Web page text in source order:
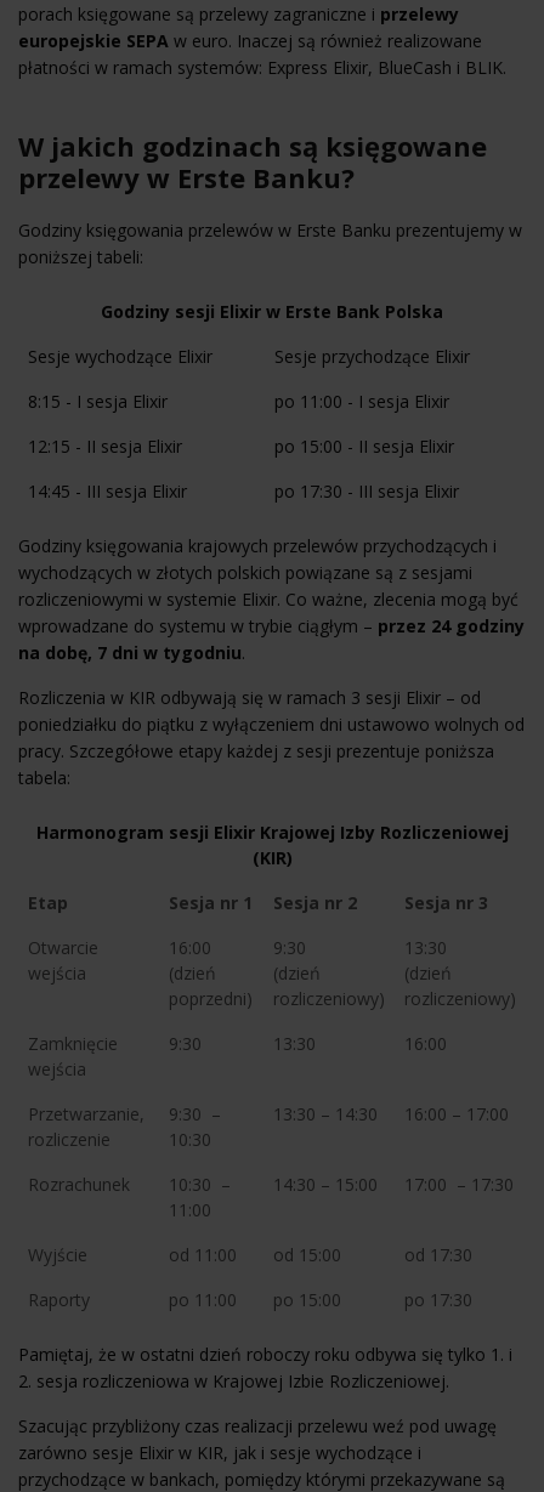
porach księgowane są przelewy zagraniczne i przelewy
europejskie SEPA w euro. Inaczej są również realizowane
płatności w ramach systemów: Express Elixir, BlueCash i BLIK.
W jakich godzinach są księgowane
przelewy w Erste Banku?
Godziny księgowania przelewów w Erste Banku prezentujemy w
poniższej tabeli:
Godziny sesji Elixir w Erste Bank Polska
Sesje wychodzące Elixir
Sesje przychodzące Elixir
8:15 - I sesja Elixir
po 11:00 - I sesja Elixir
12:15 - II sesja Elixir
po 15:00 - II sesja Elixir
14:45 - III sesja Elixir
po 17:30 - III sesja Elixir
Godziny księgowania krajowych przelewów przychodzących i
wychodzących w złotych polskich powiązane są z sesjami
rozliczeniowymi w systemie Elixir. Co ważne, zlecenia mogą być
wprowadzane do systemu w trybie ciągłym – przez 24 godziny
na dobę, 7 dni w tygodniu.
Rozliczenia w KIR odbywają się w ramach 3 sesji Elixir – od
poniedziałku do piątku z wyłączeniem dni ustawowo wolnych od
pracy. Szczegółowe etapy każdej z sesji prezentuje poniższa
tabela:
Harmonogram sesji Elixir Krajowej Izby Rozliczeniowej
(KIR)
Etap
Sesja nr 1 Sesja nr 2
Sesja nr 3
Otwarcie
wejścia
16:00
(dzień
poprzedni)
9:30
(dzień
rozliczeniowy)
13:30
(dzień
rozliczeniowy)
Zamknięcie
wejścia
9:30 13:30 16:00
Przetwarzanie,
rozliczenie
9:30 –
10:30
13:30 – 14:30 16:00 – 17:00
Rozrachunek
10:30 –
11:00
14:30 – 15:00 17:00 – 17:30
Wyjście od 11:00 od 15:00
od 17:30
Raporty
po 11:00 po 15:00 po 17:30
Pamiętaj, że w ostatni dzień roboczy roku odbywa się tylko 1. i
2. sesja rozliczeniowa w Krajowej Izbie Rozliczeniowej.
Szacując przybliżony czas realizacji przelewu weź pod uwagę
zarówno sesje Elixir w KIR, jak i sesje wychodzące i
przychodzące w bankach, pomiędzy którymi przekazywane są